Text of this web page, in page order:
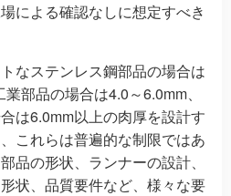
による確認なしに想定すべき
なステンレス鋼部品の場合は
部品の場合は4.0～6.0mm、
は6.0mm以上の肉厚を設計す
これらは普遍的な制限ではあ
品の形状、ランナーの設計、
状、品質要件など、様々な要